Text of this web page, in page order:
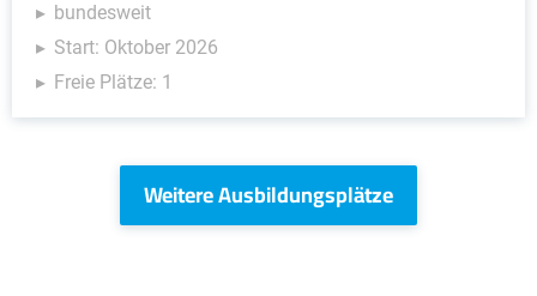
bundesweit
Start: Oktober 2026
Freie Plätze: 1
Weitere Ausbildungsplätze